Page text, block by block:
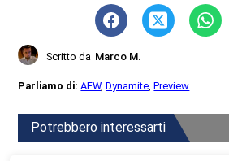
Scritto da Marco M.
Parliamo di:AEW,Dynamite,Preview
Potrebbero interessarti